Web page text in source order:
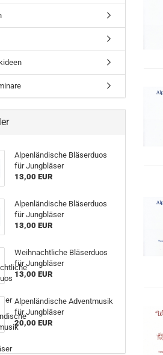
Alpenländische Bläserduos
für Jungbläser
13,00 EUR
Alpenländische Bläserduos
für Jungbläser
13,00 EUR
Weihnachtliche Bläserduos
für Jungbläser
13,00 EUR
Alpenländische Adventmusik
für Jungbläser
20,00 EUR